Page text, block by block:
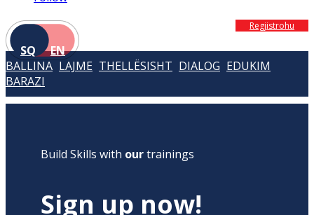
SQ EN
Regjistrohu
BALLINA LAJME THELLËSISHT DIALOG EDUKIM
BARAZI
Build Skills with ourtrainings
Sign up now!